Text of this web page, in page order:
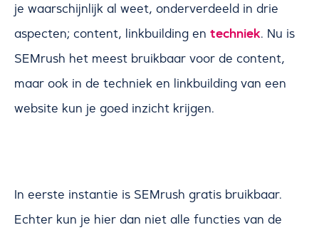
je waarschijnlijk al weet, onderverdeeld in drie
aspecten; content, linkbuilding en techniek. Nu is
SEMrush het meest bruikbaar voor de content,
maar ook in de techniek en linkbuilding van een
website kun je goed inzicht krijgen.
In eerste instantie is SEMrush gratis bruikbaar.
Echter kun je hier dan niet alle functies van de